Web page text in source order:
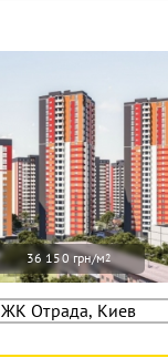
36 150 грн/м2
ЖК Отрада, Киев